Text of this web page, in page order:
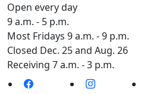
Open every day
9 a.m. - 5 p.m.
Most Fridays 9 a.m. - 9 p.m.
Closed Dec. 25 and Aug. 26
Receiving 7 a.m. - 3 p.m.